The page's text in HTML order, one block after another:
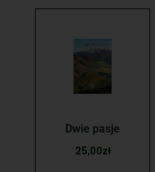
Dwie pasje
25,00zł